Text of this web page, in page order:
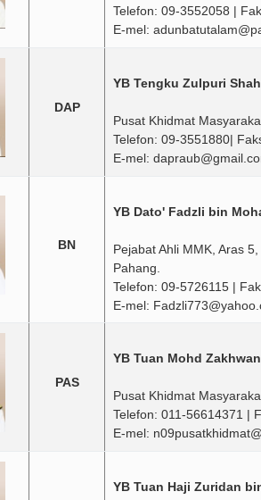
Telefon: 09-3552058 |
E-mel:
DAP
YB Tengku Zulpuri
Pusat Khidmat
Telefon: 09-3551880|
E-mel:
BN
YB Dato' Fadzli bin
Pejabat Ahli MMK, Aras
Pahang.
Telefon: 09-5726115 |
E-mel:
PAS
YB Tuan Mohd
Pusat Khidmat
Telefon: 011-56614371 |
E-mel:
YB Tuan Haji Zuridan